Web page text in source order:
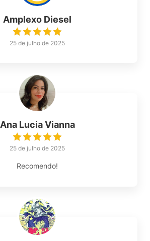
Amplexo Diesel
25 de julho de 2025
Ana Lucia Vianna
25 de julho de 2025
Recomendo!